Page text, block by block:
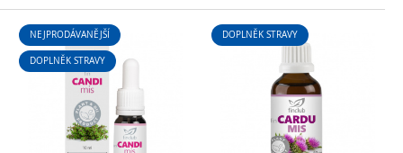
NEJPRODÁVANĚJŠÍ
DOPLNĚK STRAVY
DOPLNĚK STRAVY